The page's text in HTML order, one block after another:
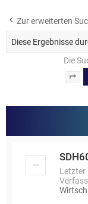
Zur erweiterten
Die
Letzter